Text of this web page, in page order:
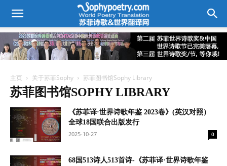
主页 关于苏菲Sophy 苏菲图书馆Sophy Library
苏菲图书馆SOPHY LIBRARY
《苏菲译·世界诗歌年鉴 2023卷》(英汉对照）
全球18国联合出版发行
2025-10-27
0
68国513诗人513首诗-《苏菲译·世界诗歌年鉴